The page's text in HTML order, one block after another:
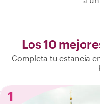
Los 10
Completa tu estancia
1